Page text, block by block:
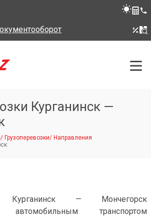
Курганинск —
/ Грузоперевозки/ Направления
Курганинск — Мончегорск
автомобильным транспортом